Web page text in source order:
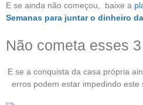
E se ainda não começou, baixe a
Semanas para juntar o dinheiro
Não cometa esses
E se a conquista da casa própria
erros podem estar impedindo este